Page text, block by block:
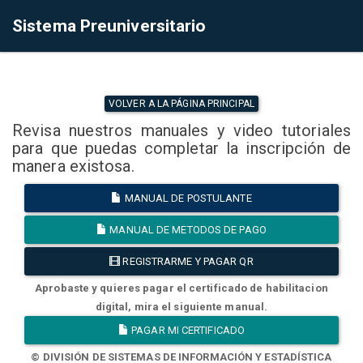
Sistema Preuniversitario
VOLVER A LA PÁGINA PRINCIPAL
Revisa nuestros manuales y video tutoriales
para que puedas completar la inscripción de
manera existosa.
MANUAL DE POSTULANTE
MANUAL DE METODOS DE PAGO
REGISTRARME Y PAGAR QR
Aprobaste y quieres pagar el certificado de habilitacion
digital, mira el siguiente manual.
PAGAR MI CERTIFICADO
© DIVISIÓN DE SISTEMAS DE INFORMACIÓN Y ESTADÍSTICA